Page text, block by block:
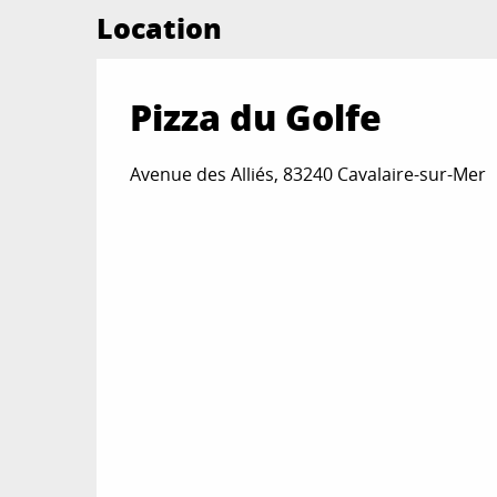
Location
Pizza du Golfe
Avenue des Alliés, 83240 Cavalaire-sur-Mer